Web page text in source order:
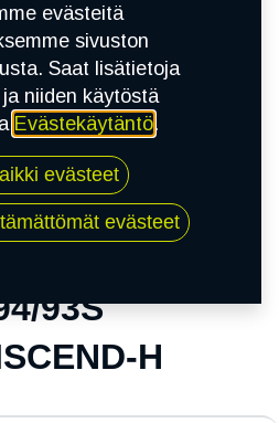
HISCEND-H MC31
93S
H
evästeitä
sivuston
Saat lisätietoja
niiden käytöstä
Evästekäytäntö.
evästeet
evästeet